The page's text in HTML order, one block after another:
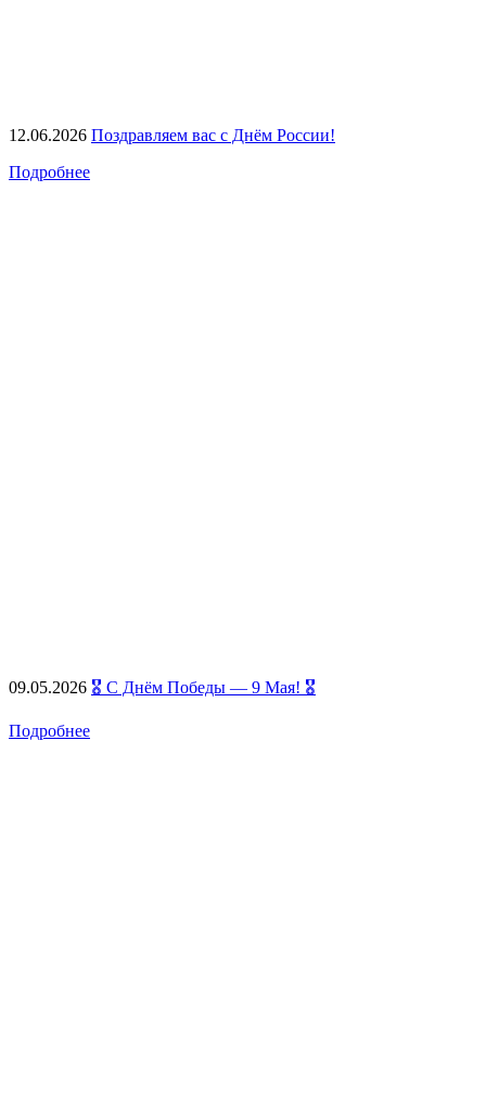
12.06.2026 Поздравляем вас с Днём России!
Подробнее
09.05.2026 🎖️ С Днём Победы — 9 Мая! 🎖️
Подробнее